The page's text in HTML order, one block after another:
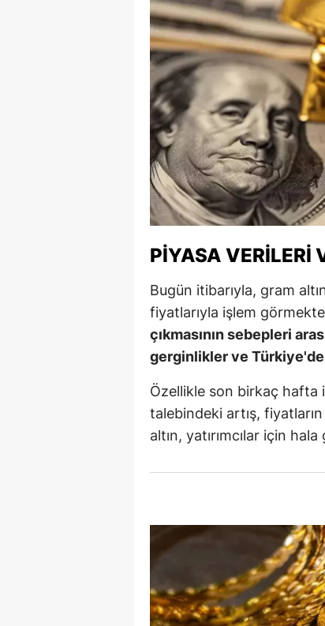
PIYASA VERILERI
Bugün itibarıyla, gram
fiyatlarıyla işlem
çıkmasının sebepleri
gerginlikler ve
Özellikle son birkaç hafta
talebindeki artış,
altın, yatırımcılar için